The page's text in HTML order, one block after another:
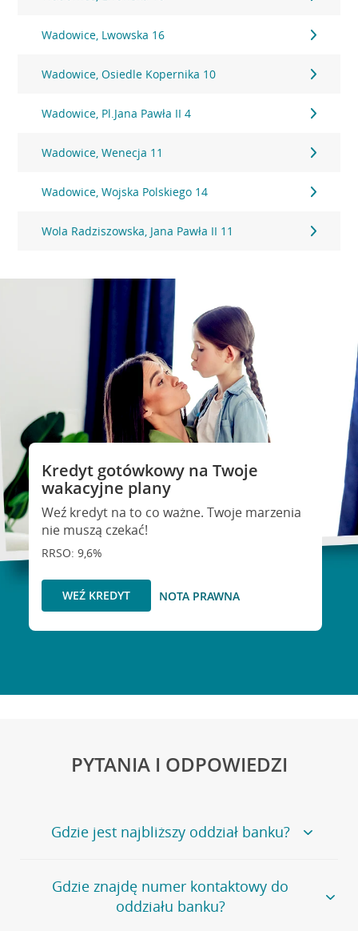
Wadowice, Lwowska 16
Wadowice, Osiedle Kopernika 10
Wadowice, Pl.Jana Pawła II 4
Wadowice, Wenecja 11
Wadowice, Wojska Polskiego 14
Wola Radziszowska, Jana Pawła II 11
Kredyt gotówkowy na Twoje
wakacyjne plany
Weź kredyt na to co ważne. Twoje marzenia
nie muszą czekać!
RRSO: 9,6%
WEŹ KREDYT NOTA PRAWNA
PYTANIA I ODPOWIEDZI
Gdzie jest najbliższy oddział banku?
Jeśli szukasz oddziału naszego banku, zapraszamy na
stronęPlacówki i bankomaty, na której znajduje się
wygodna wyszukiwarka.
Gdzie znajdę numer kontaktowy do
oddziału banku?